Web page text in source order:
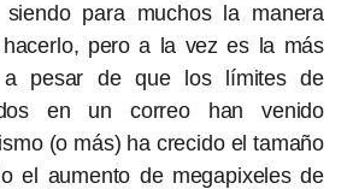
para muchos la manera
pero a la vez es la más
a pesar de que los límites de
en un correo han venido
(o más) ha crecido el tamaño
el aumento de megapixeles de